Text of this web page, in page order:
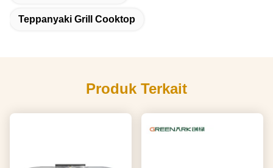
Teppanyaki Grill Cooktop
Produk Terkait